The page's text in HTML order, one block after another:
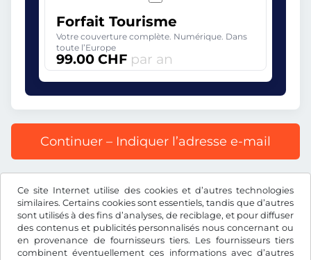
Ce site Internet utilise des cookies et d’autres technologies
similaires. Certains cookies sont essentiels, tandis que d’autres
sont utilisés à des fins d’analyses, de reciblage, et pour diffuser
des contenus et publicités personnalisés nous concernant ou
en provenance de fournisseurs tiers. Les fournisseurs tiers
combinent éventuellement ces informations avec d’autres
Forfait Tourisme
Votre couverture complète. Numérique. Dans
toute l’Europe
99.00 CHF par an
Continuer – Indiquer l’adresse e-mail
compris les frais d’enregistrement et la TVA.